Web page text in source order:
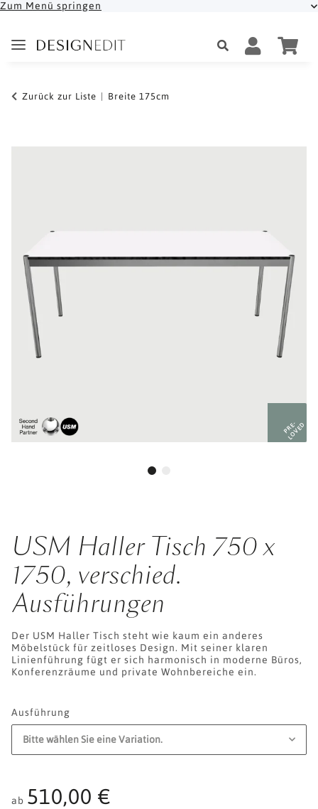
Zum Menü springen
Zurück zur Liste Breite 175cm
PRE-
LOVED
USM Haller Tisch 750 x
1750, verschied.
Ausführungen
Der USM Haller Tisch steht wie kaum ein anderes
Möbelstück für zeitloses Design. Mit seiner klaren
Linienführung fügt er sich harmonisch in moderne Büros,
Konferenzräume und private Wohnbereiche ein.
Ausführung
Bitte wählen Sie eine Variation.
ab 510,00 €